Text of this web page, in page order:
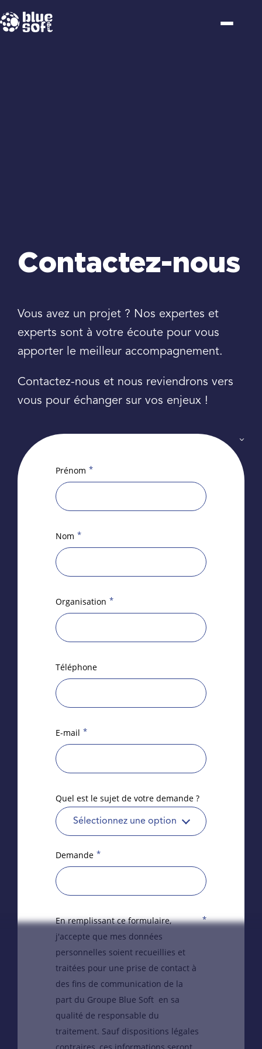
Passer
au
Contactez-nous
Vous avez un projet ? Nos expertes et
experts sont à votre écoute pour vous
apporter le meilleur accompagnement.
Contactez-nous et nous reviendrons vers
vous pour échanger sur vos enjeux !
Prénom *
Nom *
Organisation *
Téléphone
E-mail *
Quel est le sujet de votre demande ?
Sélectionnez une option
Demande *
En remplissant ce formulaire,
j'accepte que mes données
personnelles soient recueillies et
traitées pour une prise de contact à
des fins de communication de la
part du Groupe Blue Soft en sa
qualité de responsable du
traitement. Sauf dispositions légales
*